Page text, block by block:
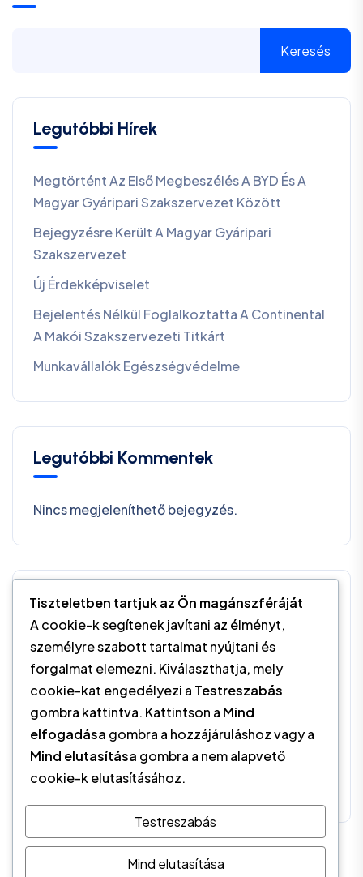
Keresés
Legutóbbi Hírek
Megtörtént Az Első Megbeszélés A BYD És A
Magyar Gyáripari Szakszervezet Között
Bejegyzésre Került A Magyar Gyáripari
Szakszervezet
Új Érdekképviselet
Bejelentés Nélkül Foglalkoztatta A Continental
A Makói Szakszervezeti Titkárt
Munkavállalók Egészségvédelme
Legutóbbi Kommentek
Nincs megjeleníthető bejegyzés.
Kategóriák
Egészségvédelem
MGSZ
Sajtóközlemény
Szervezeti Újdonságok
Tiszteletben tartjuk az Ön magánszféráját
A cookie-k segítenek javítani az élményt,
személyre szabott tartalmat nyújtani és
forgalmat elemezni. Kiválaszthatja, mely
cookie-kat engedélyezi a Testreszabás
gombra kattintva. Kattintson a Mind
elfogadása gombra a hozzájáruláshoz vagy a
Mind elutasítása gombra a nem alapvető
cookie-k elutasításához.
Testreszabás
Mind elutasítása